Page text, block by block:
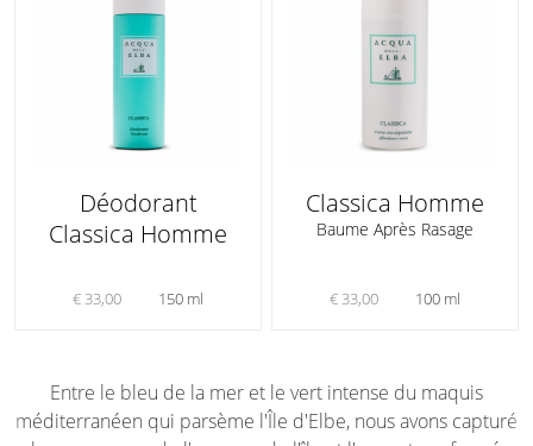
Déodorant
Classica Homme
€ 33,00 150 ml
Classica Homme
Baume Après Rasage
€ 33,00 100 ml
Entre le bleu de la mer et le vert intense du maquis
méditerranéen qui parsème l'Île d'Elbe, nous avons capturé